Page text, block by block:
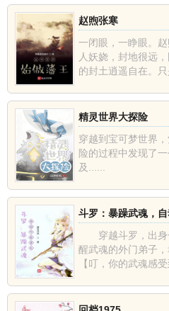
赵煦张寒
一闭眼，一睁眼。
人妖娆，封地很远
的封土逍遥自在。只
精灵世界大探险
穿越到宝可梦世界
险的过程中发现了
及......
斗罗：暴躁武魂，
穿越斗罗，出身
醒武魂的外门弟子，
【叮，你的武魂感